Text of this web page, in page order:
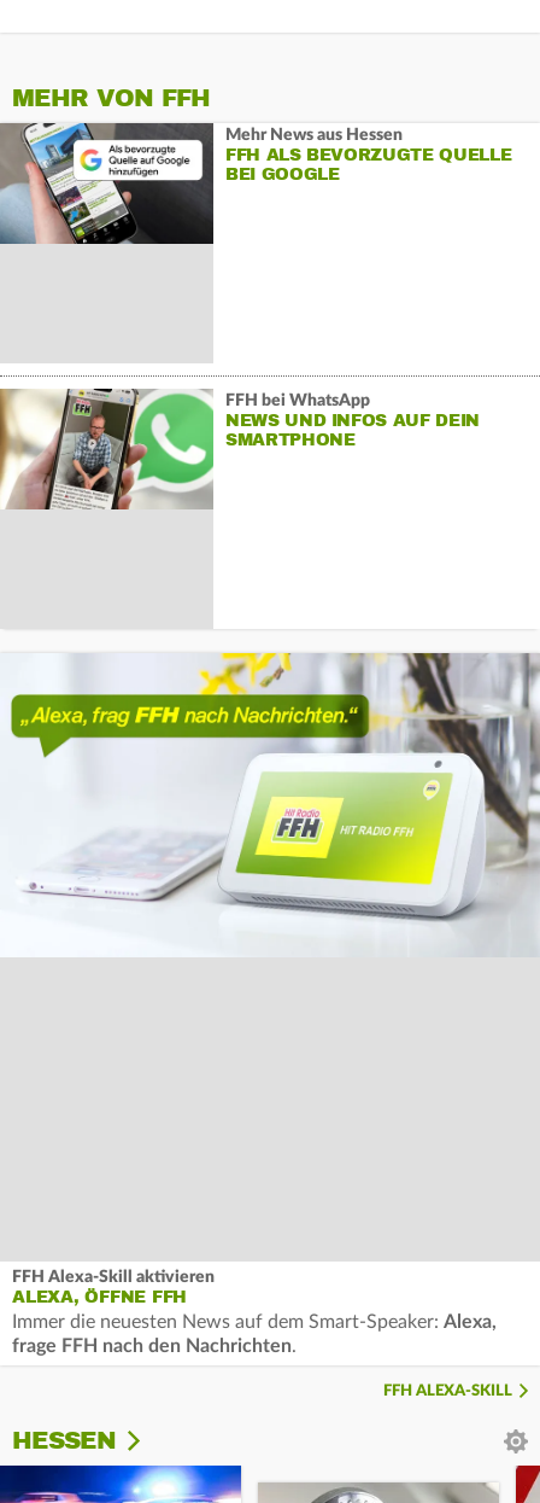
MEHR VON FFH
Mehr News aus Hessen
FFH ALS BEVORZUGTE QUELLE
BEI GOOGLE
FFH bei WhatsApp
NEWS UND INFOS AUF DEIN
SMARTPHONE
FFH Alexa-Skill aktivieren
ALEXA, ÖFFNE FFH
Immer die neuesten News auf dem Smart-Speaker: Alexa,
frage FFH nach den Nachrichten.
FFH ALEXA-SKILL
HESSEN